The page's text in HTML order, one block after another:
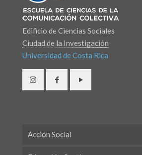
Edificio de Ciencias Sociales
Ciudad de la Investigación
Universidad de Costa Rica
Acción Social